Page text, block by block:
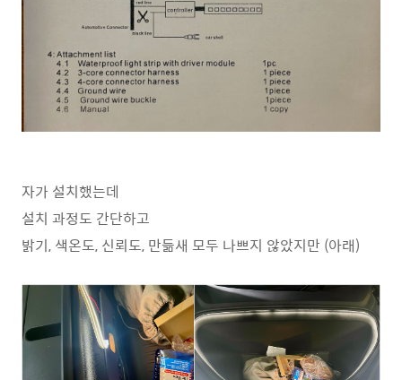
자가 설치했는데
설치 과정도 간단하고
밝기, 색온도, 신뢰도, 만듦새 모두 나쁘지 않았지만 (아래)